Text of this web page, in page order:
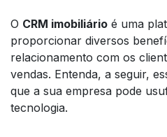
O CRM imobiliário é uma
proporcionar diversos
relacionamento com os
vendas. Entenda, a seguir,
que a sua empresa pode
tecnologia.